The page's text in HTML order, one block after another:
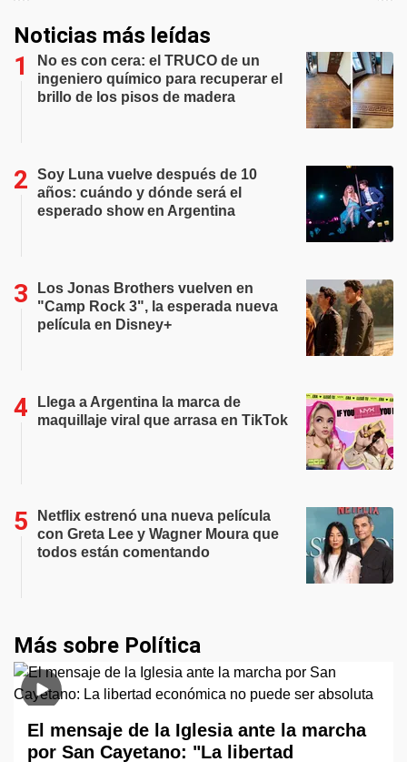
Noticias más leídas
No es con cera: el TRUCO de un
ingeniero químico para recuperar el
brillo de los pisos de madera
Soy Luna vuelve después de 10
años: cuándo y dónde será el
esperado show en Argentina
Los Jonas Brothers vuelven en
"Camp Rock 3", la esperada nueva
película en Disney+
Llega a Argentina la marca de
maquillaje viral que arrasa en TikTok
Netflix estrenó una nueva película
con Greta Lee y Wagner Moura que
todos están comentando
Más sobre Política
El mensaje de la Iglesia ante la marcha
por San Cayetano: "La libertad